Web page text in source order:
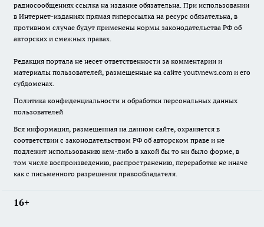
радиосообщениях ссылка на издание обязательна. При использовании
в Интернет-изданиях прямая гиперссылка на ресурс обязательна, в
противном случае будут применены нормы законодательства РФ об
авторских и смежных правах.
Редакция портала не несет ответственности за комментарии и
материалы пользователей, размещенные на сайте youtvnews.com и его
субдоменах.
Политика конфиденциальности и обработки персональных данных
пользователей
Вся информация, размещенная на данном сайте, охраняется в
соответствии с законодательством РФ об авторском праве и не
подлежит использованию кем-либо в какой бы то ни было форме, в
том числе воспроизведению, распространению, переработке не иначе
как с письменного разрешения правообладателя.
16+